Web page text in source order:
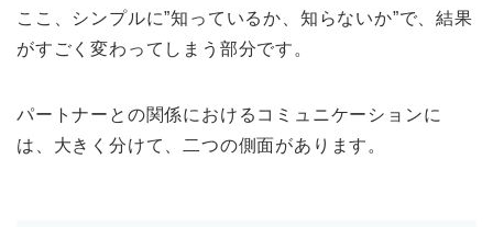
ここ、シンプルに”知っているか、知らないか”で、結果
がすごく変わってしまう部分です。
パートナーとの関係におけるコミュニケーションに
は、大きく分けて、二つの側面があります。